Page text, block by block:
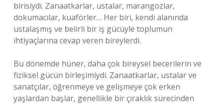
birisiydi. Zanaatkarlar, ustalar, marangozlar,
dokumacılar, kuaförler… Her biri, kendi alanında
ustalaşmış ve belirli bir iş gücüyle toplumun
ihtiyaçlarına cevap veren bireylerdi.
Bu dönemde hüner, daha çok bireysel becerilerin ve
fiziksel gücün birleşimiydi. Zanaatkarlar, ustalar ve
sanatçılar, öğrenmeye ve gelişmeye çok erken
yaşlardan başlar, genellikle bir çıraklık sürecinden